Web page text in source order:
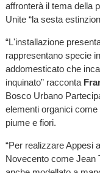
affronterà il tema della
Unite “la sesta
“L'installazione
rappresentano specie
addomesticato che
inquinato” racconta
Bosco Urbano
elementi organici
piume e fiori.
“Per realizzare Appesi
Novecento come Jean